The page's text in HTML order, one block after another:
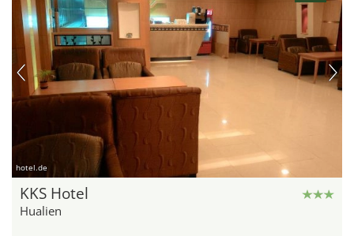
hotel.de
KKS Hotel
Hualien